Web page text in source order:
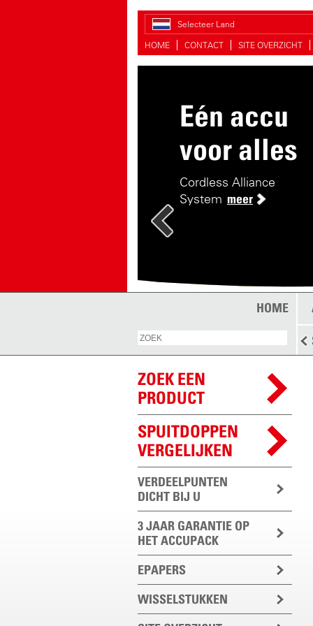
Selecteer Land
HOME
CONTACT SITE OVERZICHT
Eén accu
voor alles
Cordless Alliance
System meer
Handiger
De handige
HOME
ZOEK EEN
PRODUCT
SPUITDOPPEN
VERGELIJKEN
VERDEELPUNTEN
DICHT BIJ U
3 JAAR GARANTIE OP
HET ACCUPACK
EPAPERS
WISSELSTUKKEN